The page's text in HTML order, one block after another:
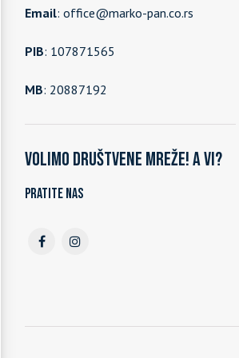
Email: office@marko-pan.co.rs
PIB: 107871565
MB: 20887192
Volimo društvene mreže! A vi?
Pratite nas